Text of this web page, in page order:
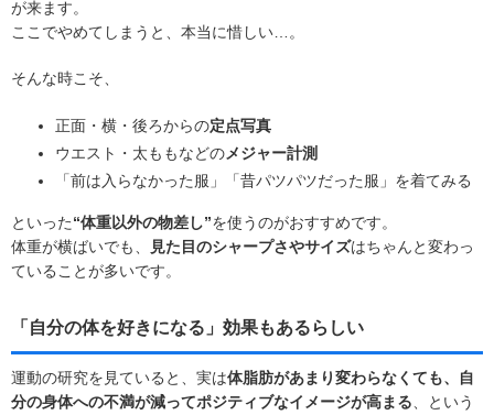
が来ます。
ここでやめてしまうと、本当に惜しい…。
そんな時こそ、
正面・横・後ろからの定点写真
ウエスト・太ももなどのメジャー計測
「前は入らなかった服」「昔パツパツだった服」を着てみる
といった“体重以外の物差し”を使うのがおすすめです。
体重が横ばいでも、
見た目のシャープさやサイズはちゃんと変わっ
ていることが多いです。
「自分の体を好きになる」効果もあるらしい
運動の研究を見ていると、実は体脂肪があまり変わらなくても、自
分の身体への不満が減ってポジティブなイメージが高まる 、という